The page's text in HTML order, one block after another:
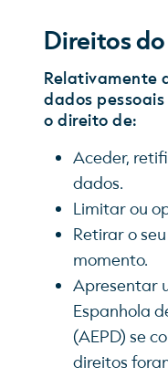
Direitos
Relativamente
dados
o direito de:
Aceder,
dados.
Limitar ou
Retirar o
momento.
Apresentar
Espanhola
(AEPD) se
direitos